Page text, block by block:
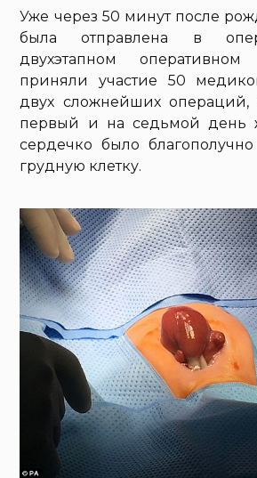
Уже через 50 минут после
была отправлена в
двухэтапном оперативном
приняли участие 50
двух сложнейших операций,
первый и на седьмой день
сердечко было
грудную клетку.